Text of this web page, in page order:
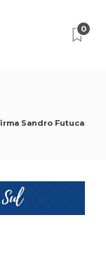
0
Sandro Futuca